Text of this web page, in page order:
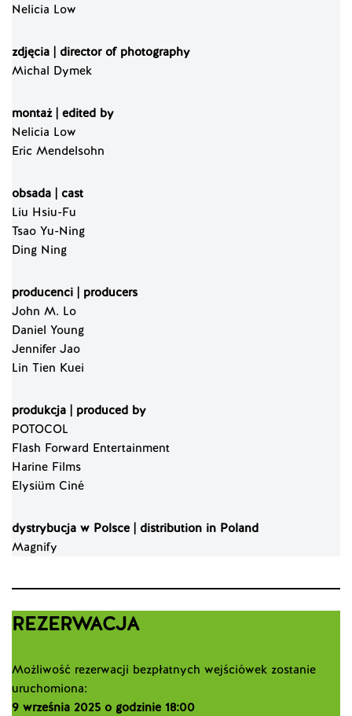
Nelicia Low
zdjęcia | director of photography
Michal Dymek
montaż | edited by
Nelicia Low
Eric Mendelsohn
obsada | cast
Liu Hsiu-Fu
Tsao Yu-Ning
Ding Ning
producenci | producers
John M. Lo
Daniel Young
Jennifer Jao
Lin Tien Kuei
produkcja | produced by
POTOCOL
Flash Forward Entertainment
Harine Films
Elysiüm Ciné
dystrybucja w Polsce | distribution in Poland
Magnify
REZERWACJA
Możliwość rezerwacji bezpłatnych wejściówek zostanie
uruchomiona:
9 września 2025 o godzinie 18:00